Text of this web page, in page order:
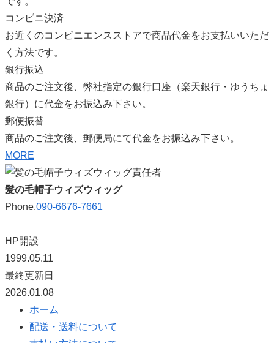
コンビニ決済
お近くのコンビニエンスストアで商品代金をお支払いいただ
く方法です。
銀行振込
商品のご注文後、弊社指定の銀行口座（楽天銀行・ゆうちょ
銀行）に代金をお振込み下さい。
郵便振替
商品のご注文後、郵便局にて代金をお振込み下さい。
MORE
髪の毛帽子ウィズウィッグ
Phone.090-6676-7661
HP開設
1999.05.11
最終更新日
2026.01.08
ホーム
配送・送料について